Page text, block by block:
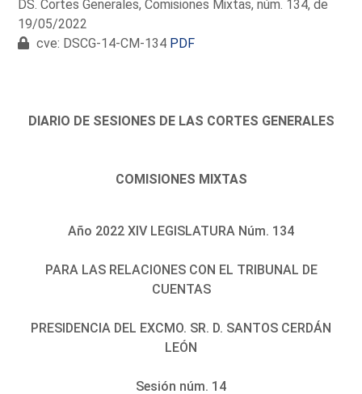
DS. Cortes Generales, Comisiones Mixtas, núm. 134, de
19/05/2022
cve: DSCG-14-CM-134 PDF
DIARIO DE SESIONES DE LAS CORTES GENERALES
COMISIONES MIXTAS
Año 2022 XIV LEGISLATURA Núm. 134
PARA LAS RELACIONES CON EL TRIBUNAL DE
CUENTAS
PRESIDENCIA DEL EXCMO. SR. D. SANTOS CERDÁN
LEÓN
Sesión núm. 14